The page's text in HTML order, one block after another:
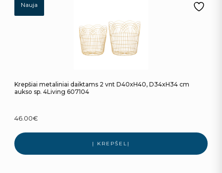
Nauja
Krepšiai metaliniai daiktams 2 vnt D40xH40, D34xH34 cm
aukso sp. 4Living 607104
46.00€
Į KREPŠELĮ